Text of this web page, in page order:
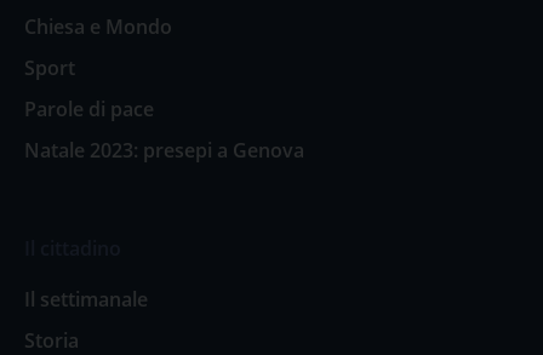
Chiesa e Mondo
Sport
Parole di pace
Natale 2023: presepi a Genova
Il settimanale
Storia